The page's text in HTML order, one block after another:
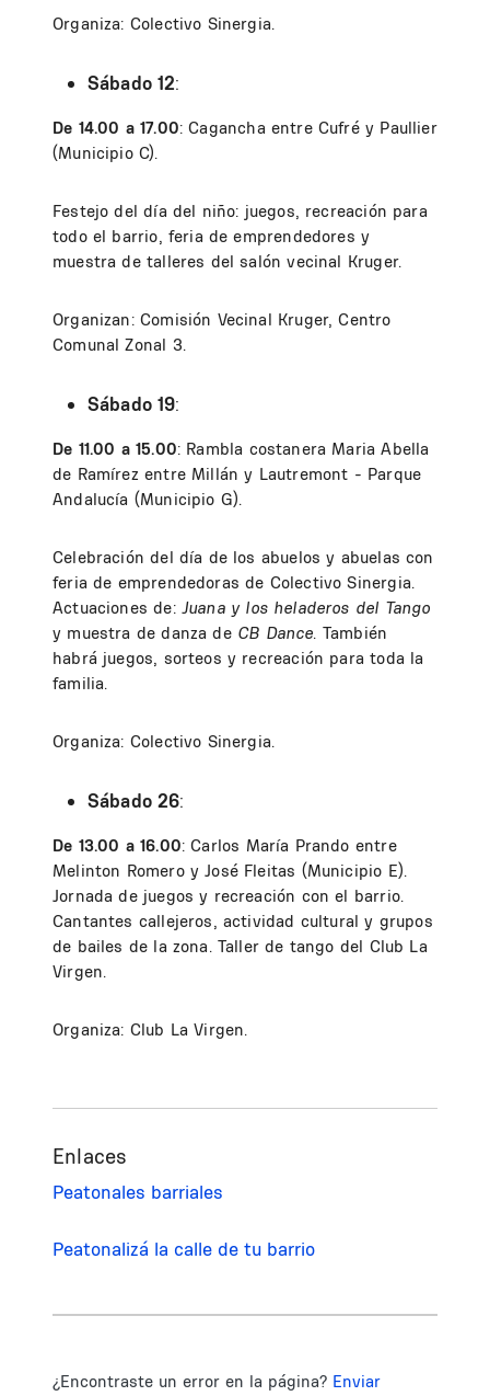
Organiza: Colectivo Sinergia.
Sábado 12:
De 14.00 a 17.00: Cagancha entre Cufré y Paullier
(Municipio C).
Festejo del día del niño: juegos, recreación para
todo el barrio, feria de emprendedores y
muestra de talleres del salón vecinal Kruger.
Organizan: Comisión Vecinal Kruger, Centro
Comunal Zonal 3.
Sábado 19:
De 11.00 a 15.00: Rambla costanera Maria Abella
de Ramírez entre Millán y Lautremont - Parque
Andalucía (Municipio G).
Celebración del día de los abuelos y abuelas con
feria de emprendedoras de Colectivo Sinergia.
Actuaciones de: Juana y los heladeros del Tango
y muestra de danza de CB Dance. También
habrá juegos, sorteos y recreación para toda la
familia.
Organiza: Colectivo Sinergia.
Sábado 26:
De 13.00 a 16.00: Carlos María Prando entre
Melinton Romero y José Fleitas (Municipio E).
Jornada de juegos y recreación con el barrio.
Cantantes callejeros, actividad cultural y grupos
de bailes de la zona. Taller de tango del Club La
Virgen.
Organiza: Club La Virgen.
Enlaces
Peatonales barriales
Peatonalizá la calle de tu barrio
¿Encontraste un error en la página? Enviar